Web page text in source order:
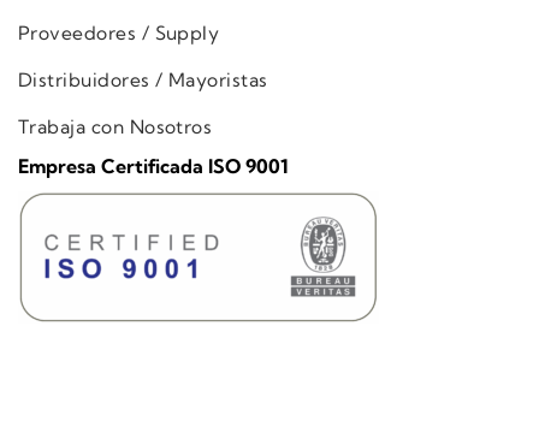
Proveedores / Supply
Distribuidores / Mayoristas
Trabaja con Nosotros
Empresa Certificada ISO 9001